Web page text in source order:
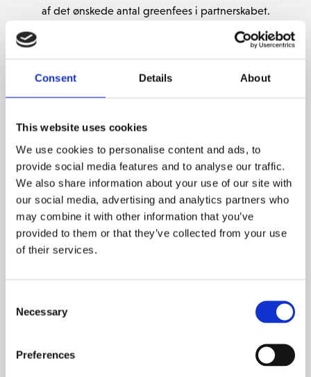
Consent Details About
This website uses cookies
We use cookies to personalise content and ads, to
provide social media features and to analyse our traffic.
We also share information about your use of our site with
our social media, advertising and analytics partners who
may combine it with other information that you’ve
provided to them or that they’ve collected from your use
of their services.
Selection
Necessary
Preferences
af det ønskede antal greenfees i partnerskabet.
Anvendelse af greenfees sker fra dato for indgåelse af
PARTNERSHIP PÅ GREENFEE
Greenfeepakke 16-23 stk.
Ex: 20 greenfees
Mulighed for brug af op til 8 greenfee to gange pr.